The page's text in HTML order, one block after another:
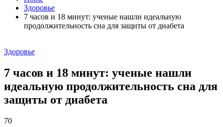
Здоровье
7 часов и 18 минут: ученые нашли идеальную
продолжительность сна для защиты от диабета
Здоровье
7 часов и 18 минут: ученые нашли
идеальную продолжительность сна для
защиты от диабета
70